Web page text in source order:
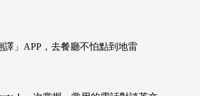
」APP，去餐廳不怕點到地雷